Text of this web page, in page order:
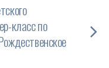
класс по